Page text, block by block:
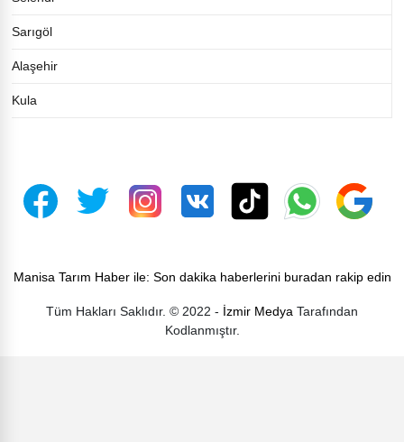
Sarıgöl
Alaşehir
Kula
Manisa Tarım Haber ile: Son dakika haberlerini buradan rakip edin
Tüm Hakları Saklıdır. © 2022 - İzmir Medya Tarafından
Kodlanmıştır.